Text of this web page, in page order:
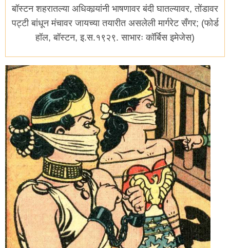
बॉस्टन शहरातल्या अधिकार्‍यांनी भाषणावर बंदी घातल्यावर, तोंडावर
पट्टी बांधून मंचावर जायच्या तयारीत असलेली मार्गरेट सँगर; (फोर्ड
हॉल, बॉस्टन, इ.स.१९२९. साभारः कॉर्बिस इमेजेस)